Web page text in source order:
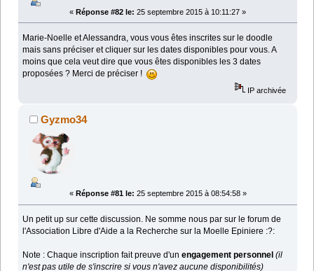
« Réponse #82 le: 25 septembre 2015 à 10:11:27 »
Marie-Noelle et Alessandra, vous vous êtes inscrites sur le doodle
mais sans préciser et cliquer sur les dates disponibles pour vous. A
moins que cela veut dire que vous êtes disponibles les 3 dates
proposées ? Merci de préciser !
IP archivée
Gyzmo34
« Réponse #81 le: 25 septembre 2015 à 08:54:58 »
Un petit up sur cette discussion. Ne somme nous par sur le forum de
l'Association Libre d'Aide a la Recherche sur la Moelle Epiniere :?:
Note : Chaque inscription fait preuve d'unengagement personnel (il
n'est pas utile de s'inscrire si vous n'avez aucune disponibilités)